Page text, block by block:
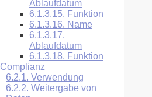
Ablaufdatum
6.1.3.15. Funktion
6.1.3.16. Name
6.1.3.17.
Ablaufdatum
6.1.3.18. Funktion
Complianz
6.2.1. Verwendung
6.2.2. Weitergabe von